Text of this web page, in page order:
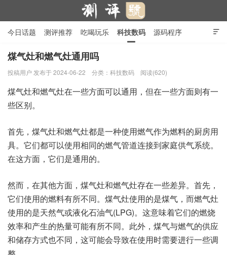

今日话题 测评推荐 吃喝玩乐 科技数码 源码程序
行业产品 在线投稿 隐私政策
煤气灶和燃气灶通用吗
投稿用户 发布于 2024-06-22 分类： 科技数码 阅读(620)
煤气灶和燃气灶在一些方面可以通用，但在一些方面则有一
些区别。
首先，煤气灶和燃气灶都是一种使用燃气作为燃料的厨房用
具。它们都可以使用相同的燃气管道连接到家庭供气系统。
在这方面，它们是通用的。
然而，在其他方面，煤气灶和燃气灶存在一些差异。首先，
它们使用的燃料有所不同。煤气灶使用的是煤气，而燃气灶
使用的是天然气或液化石油气(LPG)。这意味着它们的燃烧
效率和产生的热量可能有所不同。此外，煤气与燃气的供应
和储存方式也不同，这可能会导致在使用时需要进行一些调